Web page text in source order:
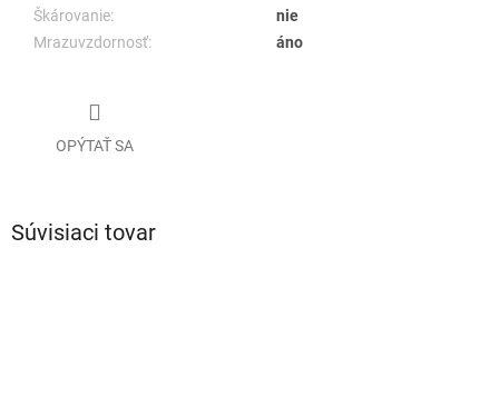
Škárovanie:
nie
Mrazuvzdornosť:
áno
OPÝTAŤ SA
Súvisiaci tovar